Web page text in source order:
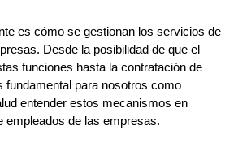
es cómo se gestionan los servicios de
Desde la posibilidad de que el
funciones hasta la contratación de
fundamental para nosotros como
entender estos mecanismos en
empleados de las empresas.